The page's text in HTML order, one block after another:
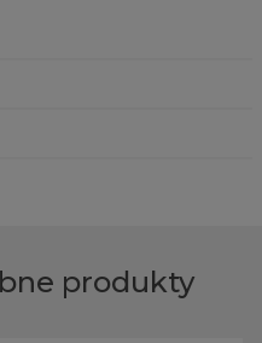
produkty